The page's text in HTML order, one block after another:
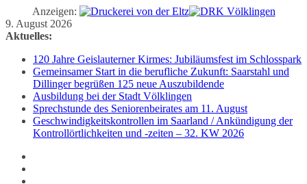
Anzeigen:
Zum
Inhalt
9. August 2026
Aktuelles:
120 Jahre Geislauterner Kirmes: Jubiläumsfest im Schlosspark
Gemeinsamer Start in die berufliche Zukunft: Saarstahl und
Dillinger begrüßen 125 neue Auszubildende
Ausbildung bei der Stadt Völklingen
Sprechstunde des Seniorenbeirates am 11. August
Geschwindigkeitskontrollen im Saarland / Ankündigung der
Kontrollörtlichkeiten und -zeiten – 32. KW 2026